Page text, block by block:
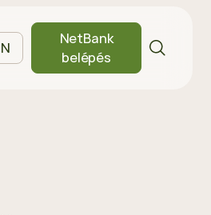
NetBank
belépés